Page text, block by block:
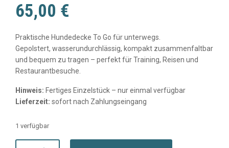
65,00 €
Praktische Hundedecke To Go für unterwegs.
Gepolstert, wasserundurchlässig, kompakt zusammenfaltbar
und bequem zu tragen – perfekt für Training, Reisen und
Restaurantbesuche.
Hinweis: Fertiges Einzelstück – nur einmal verfügbar
Lieferzeit: sofort nach Zahlungseingang
1 verfügbar